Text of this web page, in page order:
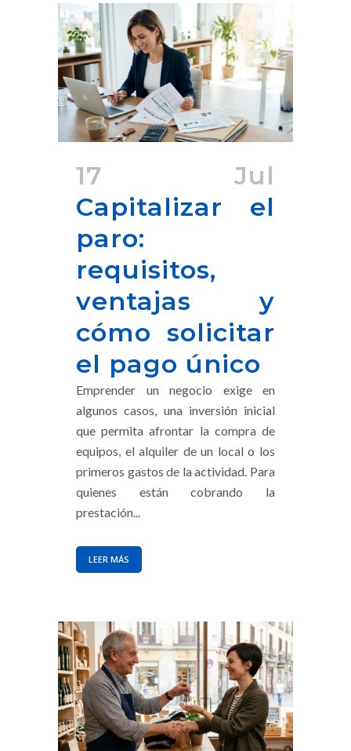
17 Jul
Capitalizar el
paro:
requisitos,
ventajas y
cómo solicitar
el pago único
Emprender un negocio exige en
algunos casos, una inversión inicial
que permita afrontar la compra de
equipos, el alquiler de un local o los
primeros gastos de la actividad. Para
quienes están cobrando la
prestación...
LEER MÁS